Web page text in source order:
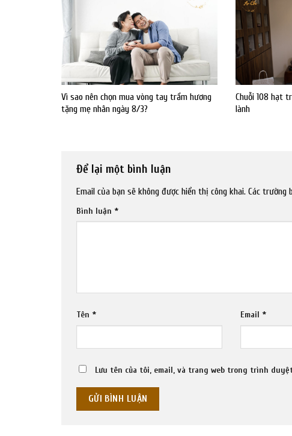
Vì sao nên chọn mua vòng tay trầm hương
tặng mẹ nhân ngày 8/3?
Chuỗi 108 hạt
lành
Để lại một bình luận
Email của bạn sẽ không được hiển thị công khai. Các trường
Bình luận *
Tên * Email*
Lưu tên của tôi, email, và trang web trong trình